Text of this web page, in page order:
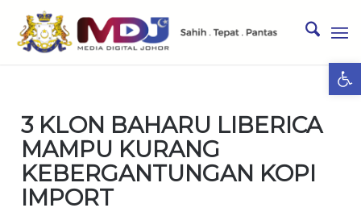
3 KLON BAHARU LIBERICA
MAMPU KURANG
KEBERGANTUNGAN KOPI
IMPORT